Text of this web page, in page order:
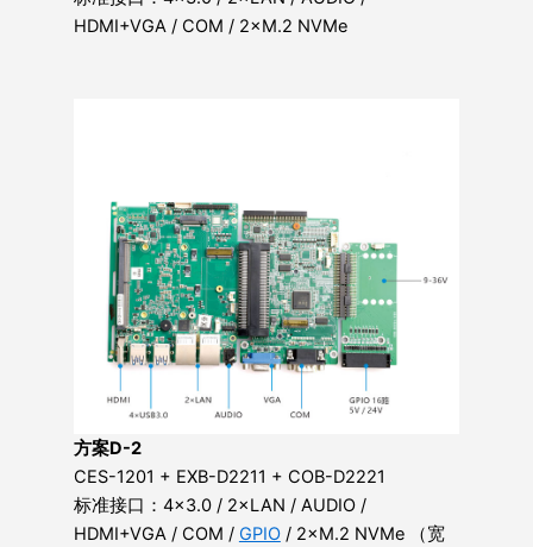
HDMI+VGA / COM / 2×M.2 NVMe
方案D-2
CES-1201 + EXB-D2211 + COB-D2221
标准接口：4×3.0 / 2×LAN / AUDIO /
HDMI+VGA / COM / GPIO/ 2×M.2 NVMe （宽